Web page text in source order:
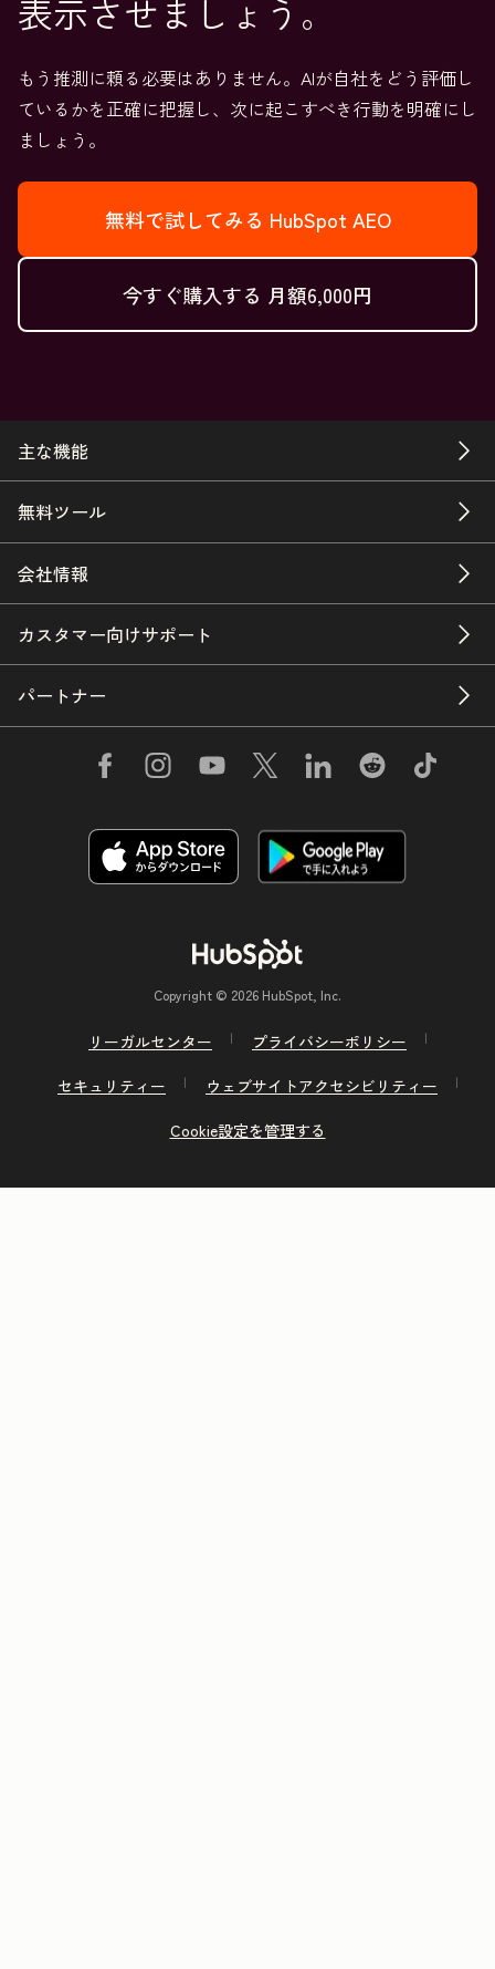
表示させましょう。
もう推測に頼る必要はありません。AIが自社をどう評価し
ているかを正確に把握し、次に起こすべき行動を明確にし
ましょう。
無料で試してみる HubSpot AEO
今すぐ購入する 月額6,000円
主な機能
無料ツール
会社情報
カスタマー向けサポート
パートナー
Copyright © 2026 HubSpot, Inc.
リーガルセンター
プライバシーポリシー
セキュリティー
ウェブサイトアクセシビリティー
Cookie設定を管理する